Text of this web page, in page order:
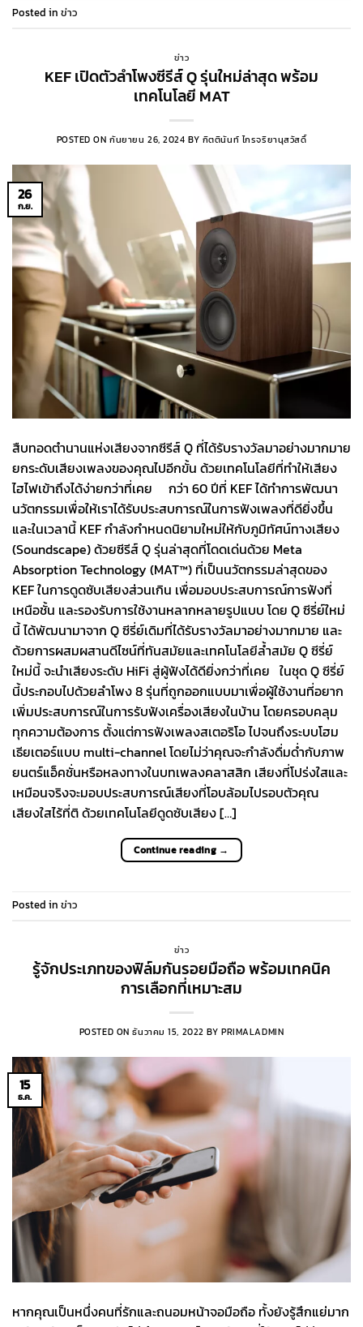
Posted in ข่าว
ข่าว
KEF เปิดตัวลำโพงซีรีส์ Q รุ่นใหม่ล่าสุด พร้อม
เทคโนโลยี MAT
POSTED ONกันยายน 26, 2024 BY กิตตินันท์ ไกรจริยานุสวัสดิ์
26
ก.ย.
สืบทอดตำนานแห่งเสียงจากซีรีส์ Q ที่ได้รับรางวัลมาอย่างมากมาย
ยกระดับเสียงเพลงของคุณไปอีกขั้น ด้วยเทคโนโลยีที่ทำให้เสียง
ไฮไฟเข้าถึงได้ง่ายกว่าที่เคย กว่า 60 ปีที่ KEF ได้ทำการพัฒนา
นวัตกรรมเพื่อให้เราได้รับประสบการณ์ในการฟังเพลงที่ดียิ่งขึ้น
และในเวลานี้ KEF กำลังกำหนดนิยามใหม่ให้กับภูมิทัศน์ทางเสียง
(Soundscape) ด้วยซีรีส์ Q รุ่นล่าสุดที่โดดเด่นด้วย Meta
Absorption Technology (MAT™) ที่เป็นนวัตกรรมล่าสุดของ
KEF ในการดูดซับเสียงส่วนเกิน เพื่อมอบประสบการณ์การฟังที่
เหนือชั้น และรองรับการใช้งานหลากหลายรูปแบบ โดย Q ซีรี่ย์ใหม่
นี้ ได้พัฒนามาจาก Q ซีรี่ย์เดิมที่ได้รับรางวัลมาอย่างมากมาย และ
ด้วยการผสมผสานดีไซน์ที่ทันสมัยและเทคโนโลยีล้ำสมัย Q ซีรี่ย์
ใหม่นี้ จะนำเสียงระดับ HiFi สู่ผู้ฟังได้ดียิ่งกว่าที่เคย ในชุด Q ซีรี่ย์
นี้ประกอบไปด้วยลำโพง 8 รุ่นที่ถูกออกแบบมาเพื่อผู้ใช้งานที่อยาก
เพิ่มประสบการณ์ในการรับฟังเครื่องเสียงในบ้าน โดยครอบคลุม
ทุกความต้องการ ตั้งแต่การฟังเพลงสเตอริโอ ไปจนถึงระบบโฮม
เธียเตอร์แบบ multi-channel โดยไม่ว่าคุณจะกำลังดื่มด่ำกับภาพ
ยนตร์แอ็คชั่นหรือหลงทางในบทเพลงคลาสสิก เสียงที่โปร่งใสและ
เหมือนจริงจะมอบประสบการณ์เสียงที่โอบล้อมไปรอบตัวคุณ
เสียงใสไร้ที่ติ ด้วยเทคโนโลยีดูดซับเสียง […]
Continue reading →
Posted in ข่าว
ข่าว
รู้จักประเภทของฟิล์มกันรอยมือถือ พร้อมเทคนิค
การเลือกที่เหมาะสม
POSTED ONธันวาคม 15, 2022 BYPRIMALADMIN
15
ธ.ค.
หากคุณเป็นหนึ่งคนที่รักและถนอมหน้าจอมือถือ ทั้งยังรู้สึกแย่มาก